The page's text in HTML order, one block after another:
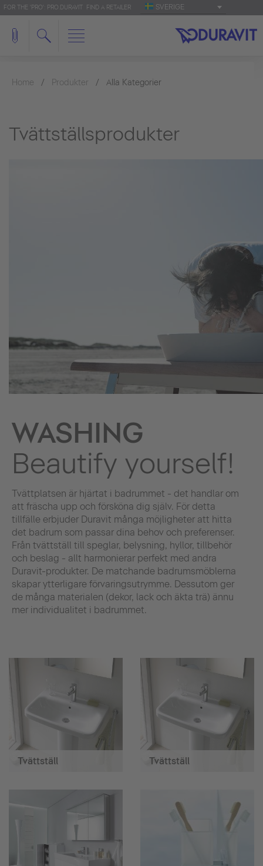
FOR THE 'PRO': PRO.DURAVIT FIND A RETAILER SVERIGE
Home Produkter Alla Kategorier
Tvättställsprodukter
WASHING
Beautify yourself!
Tvättplatsen är hjärtat i badrummet - det handlar om
att fräscha upp och försköna dig själv. För detta
tillfälle erbjuder Duravit många möjligheter att hitta
det badrum som passar dina behov och preferenser.
Från tvättställ till speglar, belysning, hyllor, tillbehör
och beslag - allt harmonierar perfekt med andra
Duravit-produkter. De matchande badrumsmöblerna
skapar ytterligare förvaringsutrymme. Dessutom ger
de många materialen (dekor, lack och äkta trä) ännu
mer individualitet i badrummet.
Tvättställ Tvättställ